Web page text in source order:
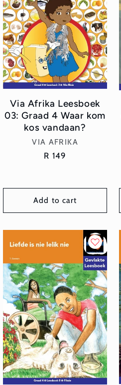
Via Afrika Leesboek
03: Graad 4 Waar kom
kos vandaan?
Vendor:
VIA AFRIKA
Regular
R 149
Add to cart